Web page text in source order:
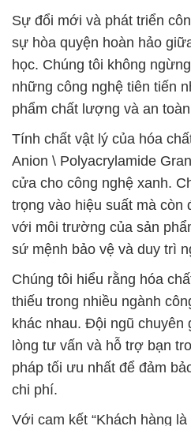
Sự đổi mới và phát triển
sự hòa quyện hoàn hảo
học. Chúng tôi không
những công nghệ tiên tiến
phẩm chất lượng và an
Tính chất vật lý của hóa
Anion \ Polyacrylamide
cửa cho công nghệ xanh.
trọng vào hiệu suất mà còn
với môi trường của sản
sứ mệnh bảo vệ và duy trì
Chúng tôi hiểu rằng hóa
thiếu trong nhiều ngành
khác nhau. Đội ngũ chuyên
lòng tư vấn và hỗ trợ bạn
pháp tối ưu nhất để đảm
chi phí.
Với cam kết “Khách hàng